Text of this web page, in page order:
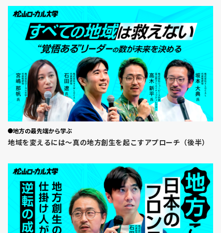
地方の最先端から学ぶ
地域を変えるには〜真の地方創生を起こすアプローチ（後半）